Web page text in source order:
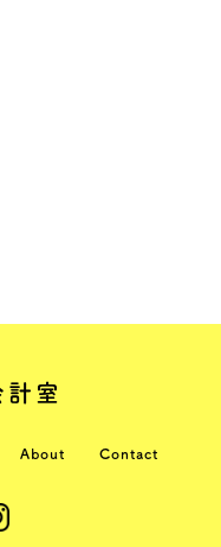
計室
About Contact